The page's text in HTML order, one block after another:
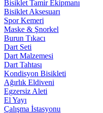
Bisiklet Tamir Ekipmanı
Bisiklet Aksesuarı
Spor Kemeri
Maske & Şnorkel
Burun Tıkacı
Dart Seti
Dart Malzemesi
Dart Tahtası
Kondisyon Bisikleti
Ağırlık Eldiveni
Egzersiz Aleti
El Yayı
Çalışma İstasyonu